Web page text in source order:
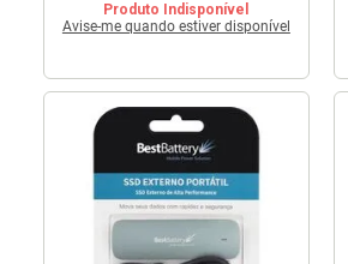
Produto Indisponível
Avise-me quando estiver disponível